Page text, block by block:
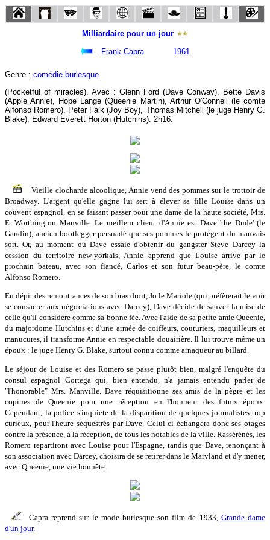
Milliardaire pour un jour
Frank Capra
1961
Genre : comédie burlesque
(Pocketful of miracles). Avec : Glenn Ford (Dave Conway), Bette Davis
(Apple Annie), Hope Lange (Queenie Martin), Arthur O'Connell (le comte
Alfonso Romero), Peter Falk (Joy Boy), Thomas Mitchell (le juge Henry G.
Blake), Edward Everett Horton (Hutchins). 2h16.
Vieille clocharde alcoolique, Annie vend des pommes sur le trottoir de
Broadway. L'argent qu'elle gagne lui sert à élever sa fille Louise dans un
couvent espagnol, en se faisant passer pour une dame de la haute société, Mrs.
E. Worthington Manville. Le meilleur client d'Annie est Dave 'the Dude' (le
Gandin), ancien bootlegger persuadé que ses pommes le protègent du mauvais
sort. Or, au moment où Dave essaie d'obtenir du gangster Steve Darcey la
cession du territoire new-yorkais, Annie apprend que Louise arrive par le
prochain bateau, avec son fiancé, Carlos et son futur beau-père, le comte
Alfonso Romero.
En dépit des remontrances de son bras droit, Jo le Mariole (qui préfèrerait le voir
se consacrer aux négociations avec Darcey), Dave décide de sauver la mise de
celle qu'il considère comme sa bonne fée. Avec l'aide de sa petite amie Queenie,
du majordome Hutchins et d'une armée de coiffeurs, couturiers, maquilleurs et
manucures, il transforme Annie en respectable douairière. Il lui trouve même un
époux : le juge Henry G. Blake, surtout connu comme arnaqueur au billard.
Le séjour de Louise et des Romero se passe plutôt bien, malgré l'enquête du
consul espagnol Cortega qui, bien entendu, n'a jamais entendu parler de
"l'honorable" Mrs. Manville. Dave réquisitionne ses amis de la pègre et les
copines de Queenie pour une réception en l'honneur des futurs époux.
Cependant, la police s'inquiète de la disparition de quelques journalistes trop
curieux, pour l'heure séquestrés par Dave. Celui-ci échangera donc ses otages
contre la présence, à la réception, de tous les notables de la ville. Rassérénés, les
Romero repartiront avec Louise pour l'Espagne, tandis que Dave, renonçant à
son association avec Darcey, choisira de se retirer dans le Maryland et d'y mener,
avec Queenie, une vie honnête.
Capra reprend sur le mode burlesque son film de 1933, Grande dame
d'un jour.